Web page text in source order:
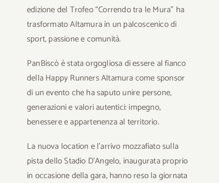
edizione del Trofeo “Correndo tra le Mura” ha
trasformato Altamura in un palcoscenico di
sport, passione e comunità.
PanBiscò è stata orgogliosa di essere al fianco
della Happy Runners Altamura come sponsor
di un evento che ha saputo unire persone,
generazioni e valori autentici: impegno,
benessere e appartenenza al territorio.
La nuova location e l’arrivo mozzafiato sulla
pista dello Stadio D’Angelo, inaugurata proprio
in occasione della gara, hanno reso la giornata